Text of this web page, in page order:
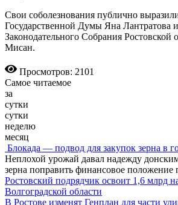
Свои соболезнования публично
Государственной Думы Яна Лантратова
Законодательного Собрания Ростовской
Мисан.
Просмотров: 2101
Самое читаемое
за
сутки
сутки
неделю
месяц
Блокада — подвод для закупок зерна в
Неплохой урожай давал надежду
зерна поправить финансовое положение
Ростовский подрядчик освоит 1,6 млрд
Волгоградской области
В Ростове изменят Генплан для части